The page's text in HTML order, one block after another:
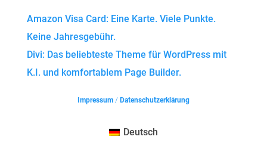
Amazon Visa Card: Eine Karte. Viele Punkte.
Keine Jahresgebühr.
Divi: Das beliebteste Theme für WordPress mit
K.I. und komfortablem Page Builder.
Impressum/ Datenschutzerklärung
Deutsch